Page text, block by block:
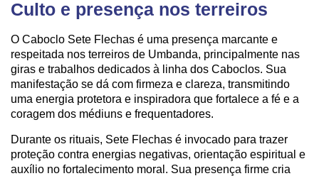
Culto e presença nos terreiros
O Caboclo Sete Flechas é uma presença marcante e
respeitada nos terreiros de Umbanda, principalmente nas
giras e trabalhos dedicados à linha dos Caboclos. Sua
manifestação se dá com firmeza e clareza, transmitindo
uma energia protetora e inspiradora que fortalece a fé e a
coragem dos médiuns e frequentadores.
Durante os rituais, Sete Flechas é invocado para trazer
proteção contra energias negativas, orientação espiritual e
auxílio no fortalecimento moral. Sua presença firme cria